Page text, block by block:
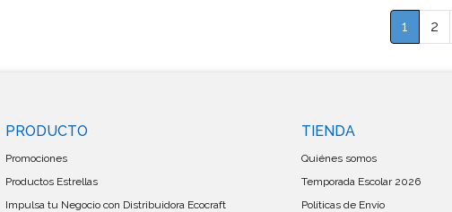
1 2
PRODUCTO
Promociones
Productos Estrellas
Impulsa tu Negocio con Distribuidora Ecocraft
TIENDA
Quiénes somos
Temporada Escolar 2026
Políticas de Envío